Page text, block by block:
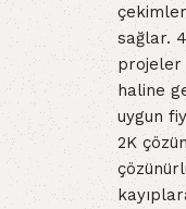
sağlar.
projeler
haline
uygun
2K